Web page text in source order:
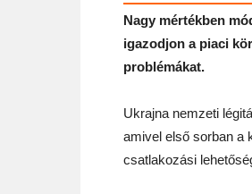
Nagy mértékben
igazodjon a piaci
problémákat.
Ukrajna nemzeti
amivel első sorban a
csatlakozási